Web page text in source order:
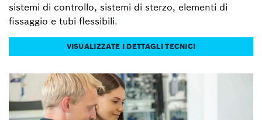
sistemi di controllo, sistemi di sterzo, elementi di
fissaggio e tubi flessibili.
VISUALIZZATE I DETTAGLI TECNICI